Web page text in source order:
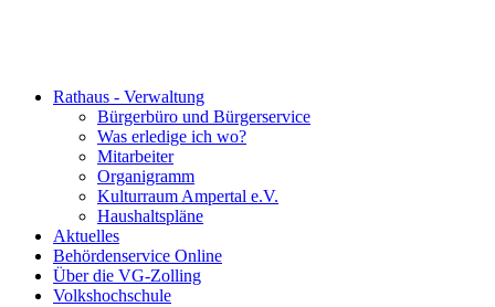
Rathaus - Verwaltung
Bürgerbüro und Bürgerservice
Was erledige ich wo?
Mitarbeiter
Organigramm
Kulturraum Ampertal e.V.
Haushaltspläne
Aktuelles
Behördenservice Online
Über die VG-Zolling
Volkshochschule